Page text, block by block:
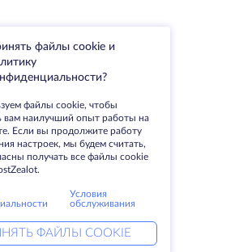
файлы cookie и
файлы cookie, чтобы
вам наилучший опыт работы на
Если вы продолжите работу
настроек, мы будем считать,
получать все файлы cookie
Условия
обслуживания
ФАЙЛЫ COOKIE